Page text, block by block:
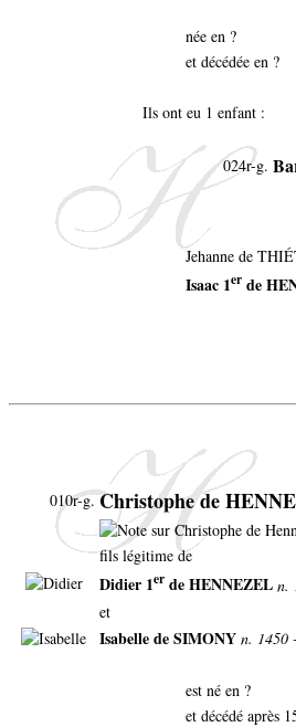
née en ?
et décédée en ?
Ils ont eu 1 enfant :
024r-g.
Jehanne de
Isaac 1er de
010r-g. Christophe de
fils légitime de
Didier 1er de HENNEZEL n.
et
Isabelle de SIMONY n. 1450
est né en ?
et décédé après